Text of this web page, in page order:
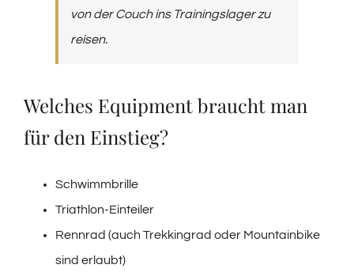
von der Couch ins Trainingslager zu
reisen.
Welches Equipment braucht man
für den Einstieg?
Schwimmbrille
Triathlon-Einteiler
Rennrad (auch Trekkingrad oder Mountainbike
sind erlaubt)